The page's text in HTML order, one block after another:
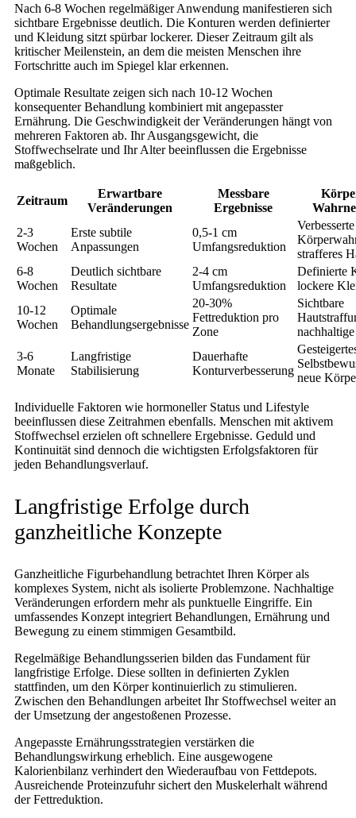
Nach 6-8 Wochen regelmäßiger Anwendung manifestieren sich
sichtbare Ergebnisse deutlich. Die Konturen werden definierter
und Kleidung sitzt spürbar lockerer. Dieser Zeitraum gilt als
kritischer Meilenstein, an dem die meisten Menschen ihre
Fortschritte auch im Spiegel klar erkennen.
Optimale Resultate zeigen sich nach 10-12 Wochen
konsequenter Behandlung kombiniert mit angepasster
Ernährung. Die Geschwindigkeit der Veränderungen hängt von
mehreren Faktoren ab. Ihr Ausgangsgewicht, die
Stoffwechselrate und Ihr Alter beeinflussen die Ergebnisse
maßgeblich.
Zeitraum
Erwartbare
Veränderungen
Messbare
Ergebnisse
2-3
Wochen
Erste subtile
Anpassungen
0,5-1 cm
Umfangsreduktion
Verbesserte
strafferes
6-8
Wochen
Deutlich sichtbare
Resultate
2-4 cm
Umfangsreduktion
Definierte
lockere
10-12
Wochen
Optimale
Behandlungsergebnisse
20-30%
Fettreduktion pro
Zone
Sichtbare
3-6
Monate
Langfristige
Stabilisierung
Dauerhafte
Konturverbesserung
neue
Individuelle Faktoren wie hormoneller Status und Lifestyle
beeinflussen diese Zeitrahmen ebenfalls. Menschen mit aktivem
Stoffwechsel erzielen oft schnellere Ergebnisse. Geduld und
Kontinuität sind dennoch die wichtigsten Erfolgsfaktoren für
jeden Behandlungsverlauf.
Langfristige Erfolge durch
ganzheitliche Konzepte
Ganzheitliche Figurbehandlung betrachtet Ihren Körper als
komplexes System, nicht als isolierte Problemzone. Nachhaltige
Veränderungen erfordern mehr als punktuelle Eingriffe. Ein
umfassendes Konzept integriert Behandlungen, Ernährung und
Bewegung zu einem stimmigen Gesamtbild.
Regelmäßige Behandlungsserien bilden das Fundament für
langfristige Erfolge. Diese sollten in definierten Zyklen
stattfinden, um den Körper kontinuierlich zu stimulieren.
Zwischen den Behandlungen arbeitet Ihr Stoffwechsel weiter an
der Umsetzung der angestoßenen Prozesse.
Angepasste Ernährungsstrategien verstärken die
Behandlungswirkung erheblich. Eine ausgewogene
Kalorienbilanz verhindert den Wiederaufbau von Fettdepots.
Ausreichende Proteinzufuhr sichert den Muskelerhalt während
der Fettreduktion.